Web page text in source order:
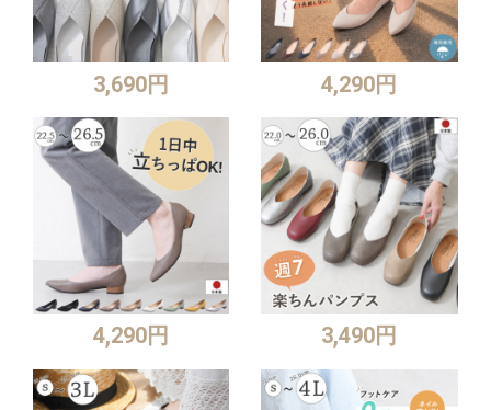
3,690円 4,290円
4,290円 3,490円